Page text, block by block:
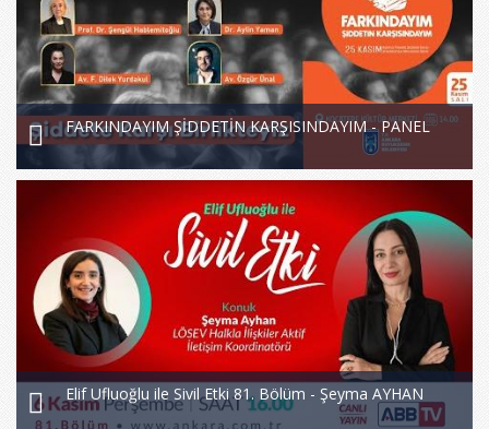
FARKINDAYIM ŞİDDETİN KARŞISINDAYIM - PANEL
Elif Ufluoğlu ile Sivil Etki 81. Bölüm - Şeyma AYHAN